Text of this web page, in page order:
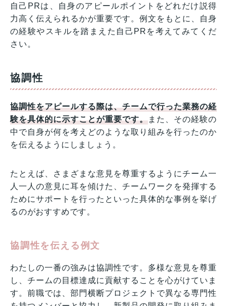
自己PRは、自身のアピールポイントをどれだけ説得
力高く伝えられるかが重要です。例文をもとに、自身
の経験やスキルを踏まえた自己PRを考えてみてくだ
さい。
協調性
協調性をアピールする際は、チームで行った業務の経
験を具体的に示すことが重要です。また、その経験の
中で自身が何を考えどのような取り組みを行ったのか
を伝えるようにしましょう。
たとえば、さまざまな意見を尊重するようにチーム一
人一人の意見に耳を傾けた、チームワークを発揮する
ためにサポートを行ったといった具体的な事例を挙げ
るのがおすすめです。
協調性を伝える例文
わたしの一番の強みは協調性です。多様な意見を尊重
し、チームの目標達成に貢献することを心がけていま
す。前職では、部門横断プロジェクトで異なる専門性